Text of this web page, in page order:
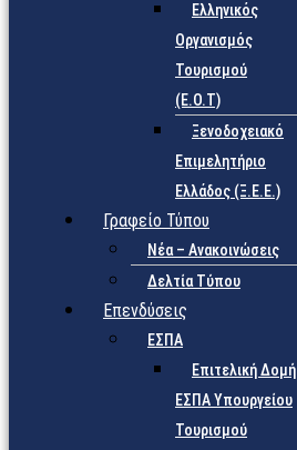
Eλληνικός
Οργανισμός
Τουρισμού
(Ε.Ο.Τ)
Ξενοδοχειακό
Επιμελητήριο
Ελλάδος (Ξ.Ε.Ε.)
Γραφείο Τύπου
Νέα – Ανακοινώσεις
Δελτία Τύπου
Επενδύσεις
ΕΣΠΑ
Επιτελική Δομή
ΕΣΠΑ Υπουργείου
Τουρισμού